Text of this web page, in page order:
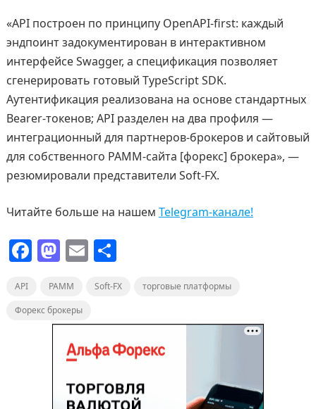
«API построен по принципу OpenAPI-first: каждый
эндпоинт задокументирован в интерактивном
интерфейсе Swagger, а спецификация позволяет
сгенерировать готовый TypeScript SDK.
Аутентификация реализована на основе стандартных
Bearer-токенов; API разделен на два профиля —
интеграционный для партнеров-брокеров и сайтовый
для собственного PAMM-сайта [форекс] брокера», —
резюмировали представители Soft-FX.
Читайте больше на нашем Telegram-канале!
F
e
M
st
o
d
o
n
E
ai
l
О
п
р
а
в
и
API PAMM Soft-FX
торговые платформы
Форекс брокеры